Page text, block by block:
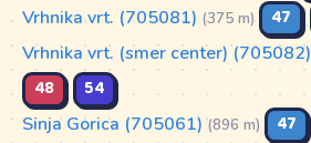
Vrhnika vrt. (705081) (375 m) 47
Vrhnika vrt. (smer center) (705082)
48
54
Sinja Gorica (705061) (896 m) 47